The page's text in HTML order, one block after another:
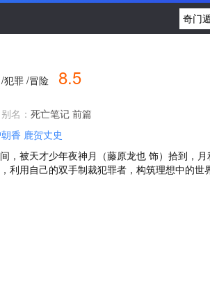
犯罪 /冒险 8.5
别名： 死亡笔记 前篇
香 鹿贺丈史
，被天才少年夜神月（藤原龙也 饰）拾到，
利用自己的双手制裁犯罪者，构筑理想中的